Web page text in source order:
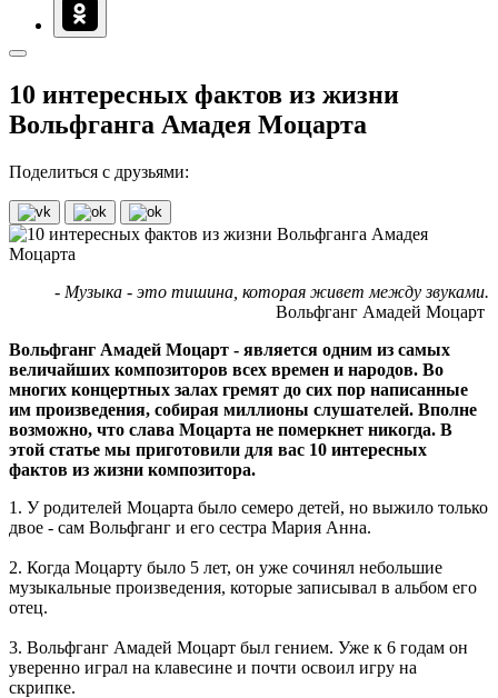
10 интересных фактов из жизни
Вольфганга Амадея Моцарта
Поделиться с друзьями:
- Музыка - это тишина, которая живет между звуками.
Вольфганг Амадей Моцарт
Вольфганг Амадей Моцарт - является одним из самых
величайших композиторов всех времен и народов. Во
многих концертных залах гремят до сих пор написанные
им произведения, собирая миллионы слушателей. Вполне
возможно, что слава Моцарта не померкнет никогда. В
этой статье мы приготовили для вас 10 интересных
фактов из жизни композитора.
1. У родителей Моцарта было семеро детей, но выжило только
двое - сам Вольфганг и его сестра Мария Анна.
2. Когда Моцарту было 5 лет, он уже сочинял небольшие
музыкальные произведения, которые записывал в альбом его
отец.
3. Вольфганг Амадей Моцарт был гением. Уже к 6 годам он
уверенно играл на клавесине и почти освоил игру на
скрипке.